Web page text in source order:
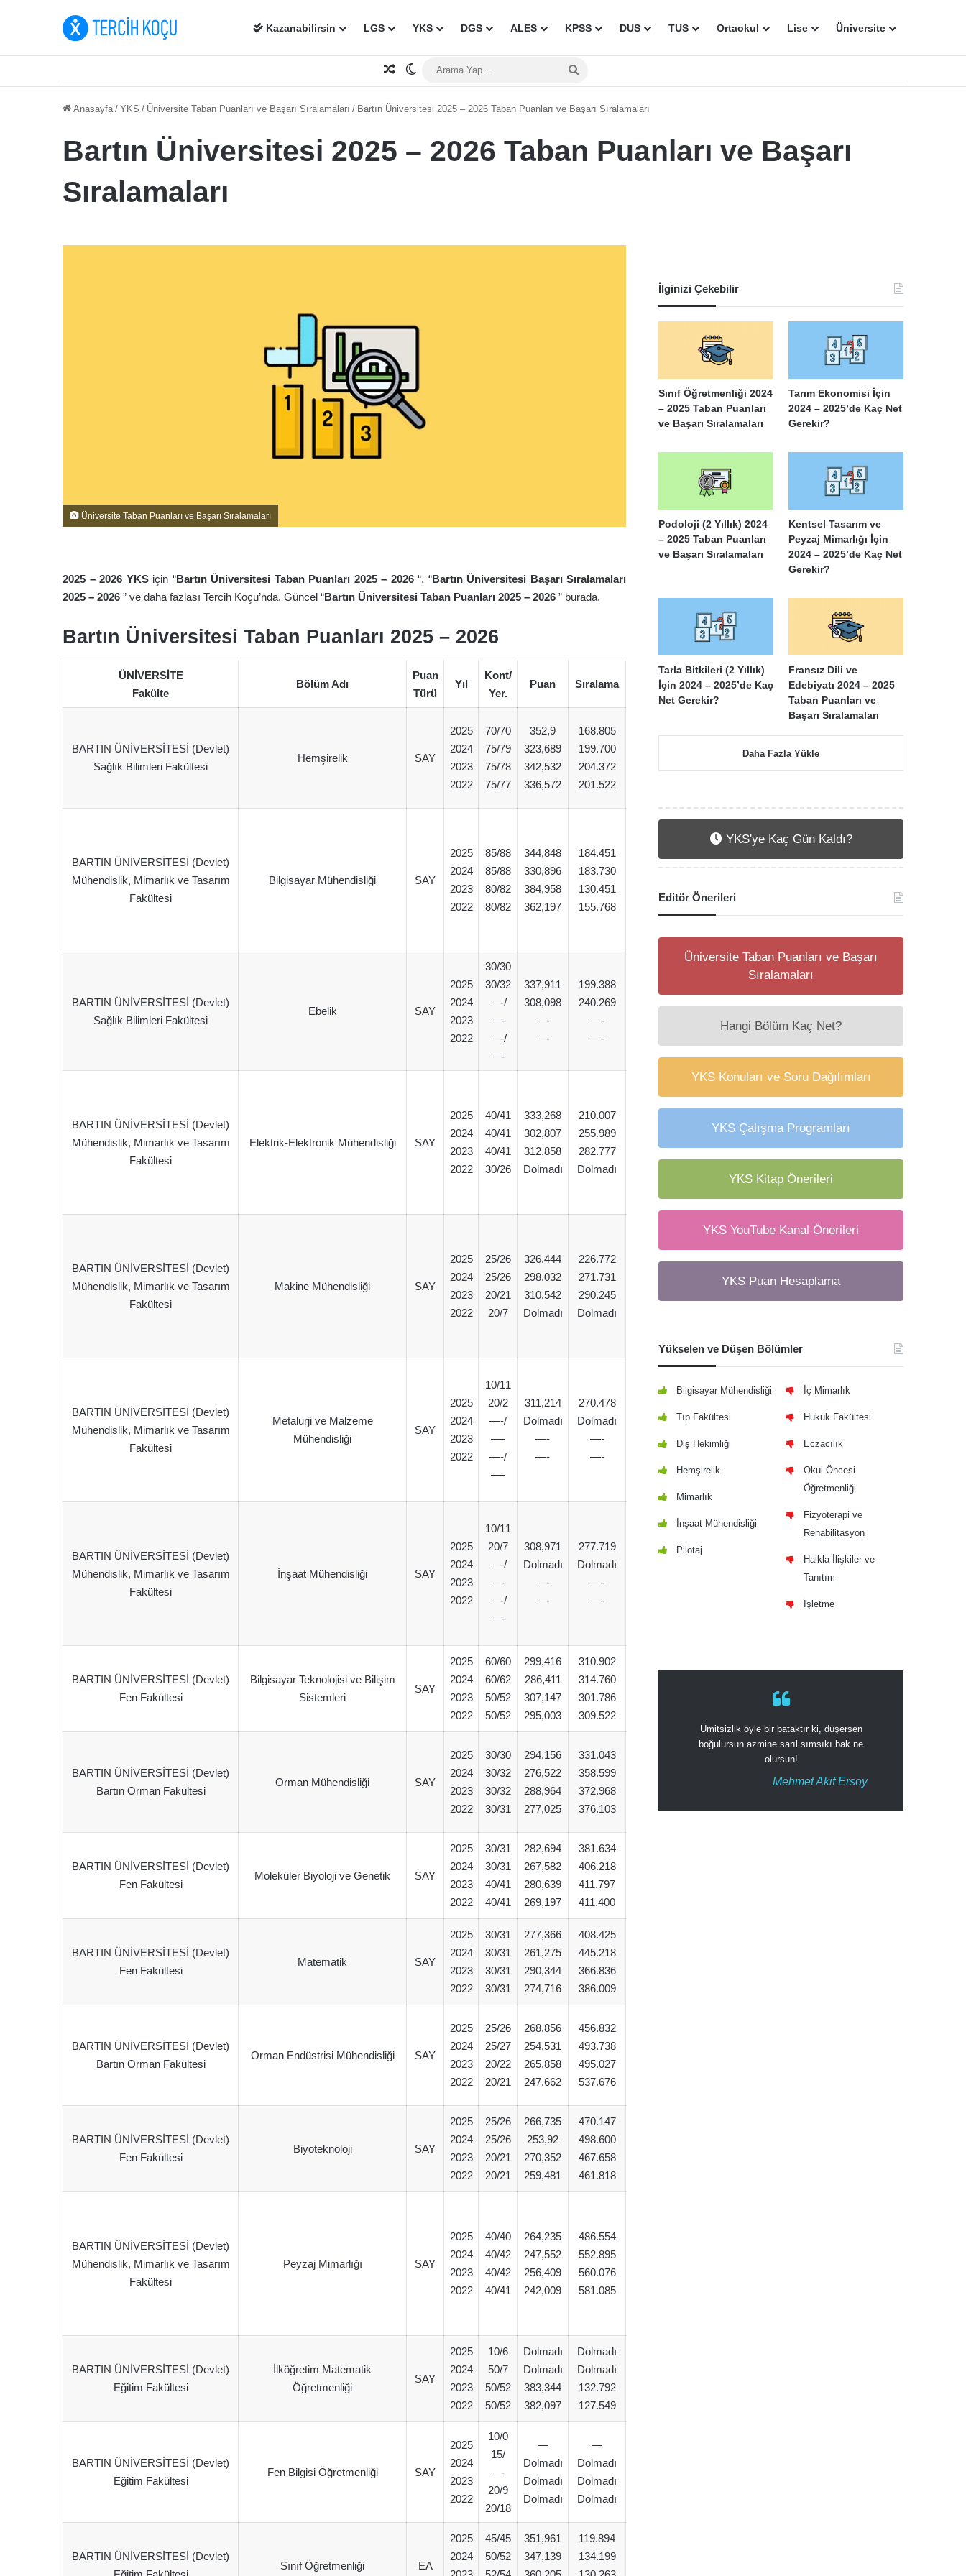
Kazanabilirsin LGS YKS DGS ALES KPSS DUS TUS Ortaokul Lise Üniversite
Rastgele Makale
Dış görünümü değiştir
Anasayfa / YKS / Üniversite Taban Puanları ve Başarı Sıralamaları / Bartın Üniversitesi 2025 – 2026 Taban Puanları ve Başarı Sıralamaları
Bartın Üniversitesi 2025 – 2026 Taban Puanları ve Başarı
Sıralamaları
Üniversite Taban Puanları ve Başarı Sıralamaları
2025 – 2026 YKSiçin “Bartın Üniversitesi Taban Puanları 2025 – 2026 “, “Bartın Üniversitesi Başarı Sıralamaları
2025 – 2026 ” ve daha fazlası Tercih Koçu’nda. Güncel “Bartın Üniversitesi Taban Puanları 2025 – 2026 ” burada.
Bartın Üniversitesi Taban Puanları 2025 – 2026
ÜNİVERSİTE
Fakülte
Bölüm Adı
Puan
Türü
Yıl
Kont/
Yer.
Puan Sıralama
BARTIN ÜNİVERSİTESİ (Devlet)
Sağlık Bilimleri Fakültesi
Hemşirelik SAY
2025
2024
2023
2022
70/70
75/79
75/78
75/77
352,9
323,689
342,532
336,572
168.805
199.700
204.372
201.522
BARTIN ÜNİVERSİTESİ (Devlet)
Mühendislik, Mimarlık ve Tasarım
Fakültesi
Bilgisayar Mühendisliği SAY
2025
2024
2023
2022
85/88
85/88
80/82
80/82
344,848
330,896
384,958
362,197
184.451
183.730
130.451
155.768
BARTIN ÜNİVERSİTESİ (Devlet)
Sağlık Bilimleri Fakültesi
Ebelik SAY
2025
2024
2023
2022
30/30
30/32
—-/
—-
—-/
—-
337,911
308,098
—-
—-
199.388
240.269
—-
—-
BARTIN ÜNİVERSİTESİ (Devlet)
Mühendislik, Mimarlık ve Tasarım
Fakültesi
Elektrik-Elektronik Mühendisliği SAY
2025
2024
2023
2022
40/41
40/41
40/41
30/26
333,268
302,807
312,858
Dolmadı
210.007
255.989
282.777
Dolmadı
BARTIN ÜNİVERSİTESİ (Devlet)
Mühendislik, Mimarlık ve Tasarım
Fakültesi
Makine Mühendisliği SAY
2025
2024
2023
2022
25/26
25/26
20/21
20/7
326,444
298,032
310,542
Dolmadı
226.772
271.731
290.245
Dolmadı
BARTIN ÜNİVERSİTESİ (Devlet)
Mühendislik, Mimarlık ve Tasarım
Fakültesi
Metalurji ve Malzeme
Mühendisliği
SAY
2025
2024
2023
2022
10/11
20/2
—-/
—-
—-/
—-
311,214
Dolmadı
—-
—-
270.478
Dolmadı
—-
—-
BARTIN ÜNİVERSİTESİ (Devlet)
Mühendislik, Mimarlık ve Tasarım
Fakültesi
İnşaat Mühendisliği SAY
2025
2024
2023
2022
10/11
20/7
—-/
—-
—-/
—-
308,971
Dolmadı
—-
—-
277.719
Dolmadı
—-
—-
BARTIN ÜNİVERSİTESİ (Devlet)
Fen Fakültesi
Bilgisayar Teknolojisi ve Bilişim
Sistemleri
SAY
2025
2024
2023
2022
60/60
60/62
50/52
50/52
299,416
286,411
307,147
295,003
310.902
314.760
301.786
309.522
BARTIN ÜNİVERSİTESİ (Devlet)
Bartın Orman Fakültesi
Orman Mühendisliği SAY
2025
2024
2023
2022
30/30
30/32
30/32
30/31
294,156
276,522
288,964
277,025
331.043
358.599
372.968
376.103
BARTIN ÜNİVERSİTESİ (Devlet)
Fen Fakültesi
Moleküler Biyoloji ve Genetik SAY
2025
2024
2023
2022
30/31
30/31
40/41
40/41
282,694
267,582
280,639
269,197
381.634
406.218
411.797
411.400
BARTIN ÜNİVERSİTESİ (Devlet)
Fen Fakültesi
Matematik SAY
2025
2024
2023
2022
30/31
30/31
30/31
30/31
277,366
261,275
290,344
274,716
408.425
445.218
366.836
386.009
BARTIN ÜNİVERSİTESİ (Devlet)
Bartın Orman Fakültesi
Orman Endüstrisi Mühendisliği SAY
2025
2024
2023
2022
25/26
25/27
20/22
20/21
268,856
254,531
265,858
247,662
456.832
493.738
495.027
537.676
BARTIN ÜNİVERSİTESİ (Devlet)
Fen Fakültesi
Biyoteknoloji SAY
2025
2024
2023
2022
25/26
25/26
20/21
20/21
266,735
253,92
270,352
259,481
470.147
498.600
467.658
461.818
BARTIN ÜNİVERSİTESİ (Devlet)
Mühendislik, Mimarlık ve Tasarım
Fakültesi
Peyzaj Mimarlığı SAY
2025
2024
2023
2022
40/40
40/42
40/42
40/41
264,235
247,552
256,409
242,009
486.554
552.895
560.076
581.085
BARTIN ÜNİVERSİTESİ (Devlet)
Eğitim Fakültesi
İlköğretim Matematik
Öğretmenliği
SAY
2025
2024
2023
2022
10/6
50/7
50/52
50/52
Dolmadı
Dolmadı
383,344
382,097
Dolmadı
Dolmadı
132.792
127.549
BARTIN ÜNİVERSİTESİ (Devlet)
Eğitim Fakültesi
Fen Bilgisi Öğretmenliği SAY
2025
2024
2023
2022
10/0
15/
—-
20/9
20/18
—
Dolmadı
Dolmadı
Dolmadı
—
Dolmadı
Dolmadı
Dolmadı
BARTIN ÜNİVERSİTESİ (Devlet)
Sınıf Öğretmenliği EA
2025
2024
45/45
50/52
351,961
347,139
119.894
134.199
İlginizi Çekebilir
Sınıf Öğretmenliği 2024
– 2025 Taban Puanları
ve Başarı Sıralamaları
Tarım Ekonomisi İçin
2024 – 2025’de Kaç Net
Gerekir?
Podoloji (2 Yıllık) 2024
– 2025 Taban Puanları
ve Başarı Sıralamaları
Kentsel Tasarım ve
Peyzaj Mimarlığı İçin
2024 – 2025’de Kaç Net
Gerekir?
Tarla Bitkileri (2 Yıllık)
İçin 2024 – 2025’de Kaç
Net Gerekir?
Fransız Dili ve
Edebiyatı 2024 – 2025
Taban Puanları ve
Başarı Sıralamaları
Daha Fazla Yükle
YKS'ye Kaç Gün Kaldı?
Editör Önerileri
Üniversite Taban Puanları ve Başarı
Sıralamaları
Hangi Bölüm Kaç Net?
YKS Konuları ve Soru Dağılımları
YKS Çalışma Programları
YKS Kitap Önerileri
YKS YouTube Kanal Önerileri
YKS Puan Hesaplama
Yükselen ve Düşen Bölümler
Bilgisayar Mühendisliği
Tıp Fakültesi
Diş Hekimliği
Hemşirelik
Mimarlık
İnşaat Mühendisliği
Pilotaj
İç Mimarlık
Hukuk Fakültesi
Eczacılık
Okul Öncesi
Öğretmenliği
Fizyoterapi ve
Rehabilitasyon
Halkla İlişkiler ve
Tanıtım
İşletme
Ümitsizlik öyle bir bataktır ki, düşersen
boğulursun azmine sarıl sımsıkı bak ne
olursun!
Mehmet Akif Ersoy